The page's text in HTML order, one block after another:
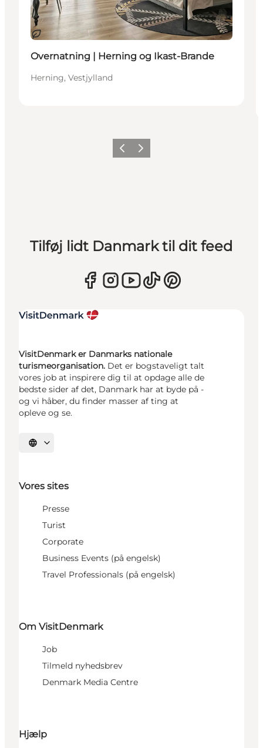
Bæredygtige oplevelser
Overnatning | Herning og Ikast-Brande
Herning, Vestjylland
ForrigeNæste
Tilføj lidt Danmark til dit feed
VisitDenmark er Danmarks nationale
turismeorganisation. Det er bogstaveligt talt
vores job at inspirere dig til at opdage alle de
bedste sider af det, Danmark har at byde på -
og vi håber, du finder masser af ting at
opleve og se.
Vælg sprog
Vores sites
Presse
Turist
Corporate
Business Events (på engelsk)
Travel Professionals (på engelsk)
Om VisitDenmark
Job
Tilmeld nyhedsbrev
Denmark Media Centre
Hjælp